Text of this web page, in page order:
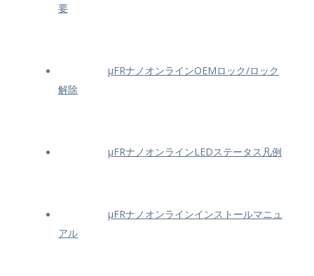
要
μFRナノオンラインOEMロック/ロック
解除
μFRナノオンラインLEDステータス凡例
μFRナノオンラインインストールマニュ
アル